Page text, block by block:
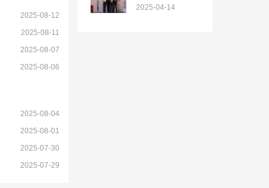
2025-08-12
2025-08-11
2025-08-07
2025-08-06
2025-08-04
2025-08-01
2025-07-30
2025-07-29
2025-04-14